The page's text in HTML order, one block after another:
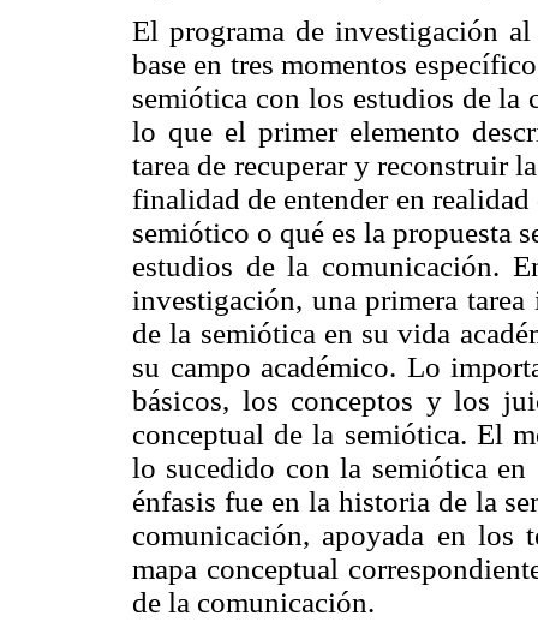
El programa de investigación
base en tres momentos
semiótica con los estudios de
lo que el primer elemento
tarea de recuperar y reconstruir
finalidad de entender en
semiótico o qué es la propuesta
estudios de la comunicación.
investigación, una primera
de la semiótica en su vida
su campo académico. Lo
básicos, los conceptos y los
conceptual de la semiótica. El
lo sucedido con la semiótica
énfasis fue en la historia de la
comunicación, apoyada en los
mapa conceptual
de la comunicación.